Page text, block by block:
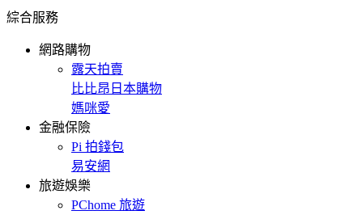
綜合服務
網路購物
露天拍賣
比比昂日本購物
媽咪愛
金融保險
Pi 拍錢包
易安網
旅遊娛樂
PChome 旅遊